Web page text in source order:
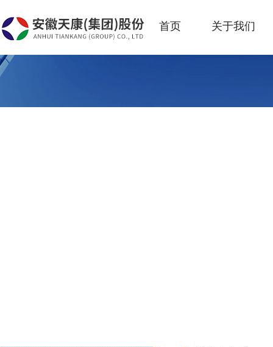
首页 关于我们